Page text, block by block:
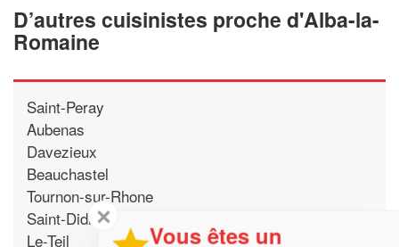
D’autres cuisinistes proche d'Alba-la-
Romaine
Saint-Peray
Aubenas
Davezieux
Beauchastel
Tournon-sur-Rhone
Saint-Didier-Sous-Aubenas
Le-Teil
✕
Vous êtes un